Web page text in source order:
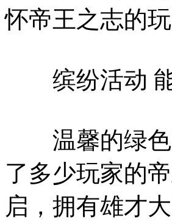
怀帝王之志的
缤纷活动 能
温馨的绿色
了多少玩家的
启，拥有雄才